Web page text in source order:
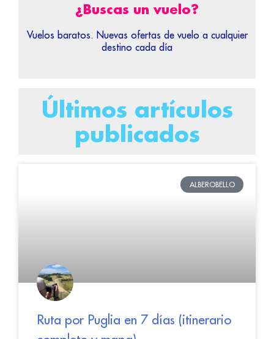
¿Buscas un vuelo?
Vuelos baratos. Nuevas ofertas de vuelo a cualquier
destino cada día
Últimos artículos
publicados
ALBEROBELLO
Ruta por Puglia en 7 días (itinerario